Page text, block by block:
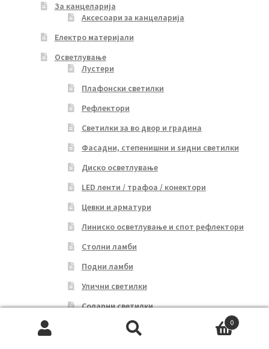
За канцеларија
Аксесоари за канцеларија
Електро материјали
Осветлување
Лустери
Плафонски светилки
Рефлектори
Светилки за во двор и градина
Фасадни, степенишни и ѕидни светилки
Диско осветлување
LED ленти / трафоа / конектори
Цевки и арматури
Линиско осветлување и спот рефлектори
Столни ламби
Подни ламби
Улични светилки
Соларни светилки
Батериски светилки
0